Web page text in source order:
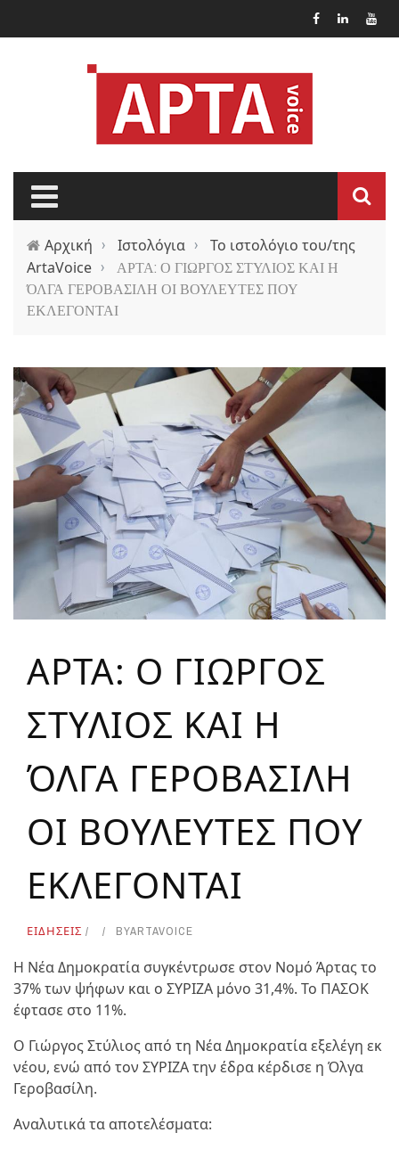
Αρχική › Ιστολόγια ›
Το ιστολόγιο του/της
ArtaVoice ›
ΑΡΤΑ: Ο ΓΙΩΡΓΟΣ ΣΤΥΛΙΟΣ ΚΑΙ Η
ΌΛΓΑ ΓΕΡΟΒΑΣΙΛΗ ΟΙ ΒΟΥΛΕΥΤΕΣ ΠΟΥ
ΕΚΛΕΓΟΝΤΑΙ
ΑΡΤΑ: Ο ΓΙΩΡΓΟΣ
ΣΤΥΛΙΟΣ ΚΑΙ Η
ΌΛΓΑ ΓΕΡΟΒΑΣΙΛΗ
ΟΙ ΒΟΥΛΕΥΤΕΣ ΠΟΥ
ΕΚΛΕΓΟΝΤΑΙ
ΕΙΔΗΣΕΙΣ BYARTAVOICE
Η Νέα Δημοκρατία συγκέντρωσε στον Νομό Άρτας το
37% των ψήφων και ο ΣΥΡΙΖΑ μόνο 31,4%. Το ΠΑΣΟΚ
έφτασε στο 11%.
Ο Γιώργος Στύλιος από τη Νέα Δημοκρατία εξελέγη εκ
νέου, ενώ από τον ΣΥΡΙΖΑ την έδρα κέρδισε η Όλγα
Γεροβασίλη.
Αναλυτικά τα αποτελέσματα: